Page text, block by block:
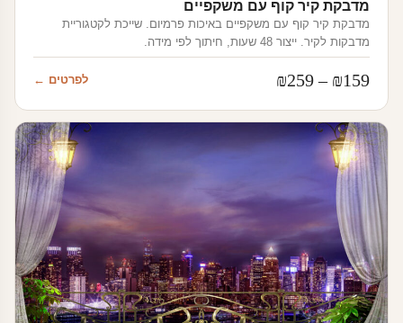
מדבקת קיר קוף עם משקפיים
מדבקת קיר קוף עם משקפיים באיכות פרמיום. שייכת לקטגוריית
מדבקות לקיר. ייצור 48 שעות, חיתוך לפי מידה.
₪159
–
₪259
מחירים:
לפרטים ←